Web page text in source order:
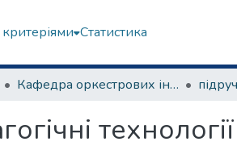
Статистика
Кафедра оркестрових інструментів